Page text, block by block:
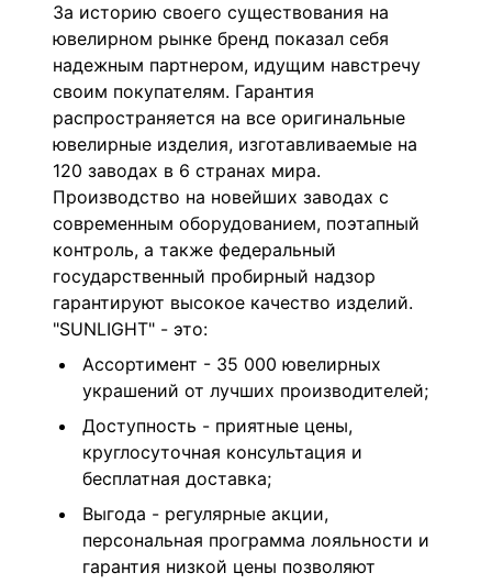
За историю своего существования на
ювелирном рынке бренд показал себя
надежным партнером, идущим навстречу
своим покупателям. Гарантия
распространяется на все оригинальные
ювелирные изделия, изготавливаемые на
120 заводах в 6 странах мира.
Производство на новейших заводах с
современным оборудованием, поэтапный
контроль, а также федеральный
государственный пробирный надзор
гарантируют высокое качество изделий.
"SUNLIGHT" - это:
Ассортимент - 35 000 ювелирных
украшений от лучших производителей;
Доступность - приятные цены,
круглосуточная консультация и
бесплатная доставка;
Выгода - регулярные акции,
персональная программа лояльности и
гарантия низкой цены позволяют